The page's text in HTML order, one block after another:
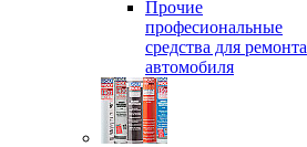
Прочие
професиональные
средства для ремонта
автомобиля